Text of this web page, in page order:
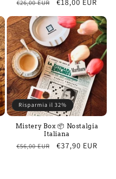
Prezzo
listino
€26,00 EUR
Prezzo
€18,00 EUR
Risparmia il 32%
Mistery Box 📦 Nostalgia
Italiana
Prezzo
€56,00 EUR
Prezzo
€37,90 EUR